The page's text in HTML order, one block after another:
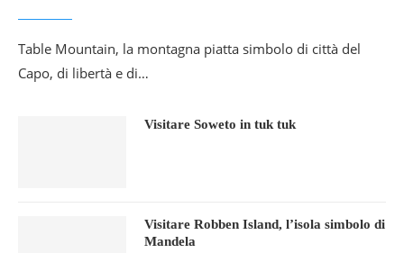
Table Mountain, la montagna piatta simbolo di città del
Capo, di libertà e di…
Visitare Soweto in tuk tuk
Visitare Robben Island, l’isola simbolo di
Mandela